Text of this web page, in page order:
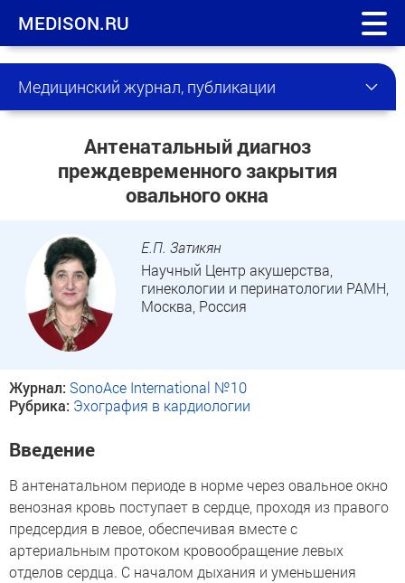
MEDISON.RU
Медицинский журнал, публикации
Антенатальный диагноз
преждевременного закрытия
овального окна
Е.П. Затикян
Научный Центр акушерства,
гинекологии и перинатологии РАМН,
Москва, Россия
Журнал: SonoAce International №10
Рубрика: Эхография в кардиологии
Введение
В антенатальном периоде в норме через овальное окно
венозная кровь поступает в сердце, проходя из правого
предсердия в левое, обеспечивая вместе с
артериальным протоком кровообращение левых
отделов сердца. С началом дыхания и уменьшения